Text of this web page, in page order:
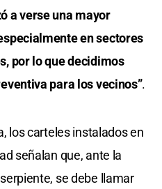
a verse una mayor
en sectores
por lo que decidimos
para los vecinos”.
los carteles instalados en
señalan que, ante la
se debe llamar